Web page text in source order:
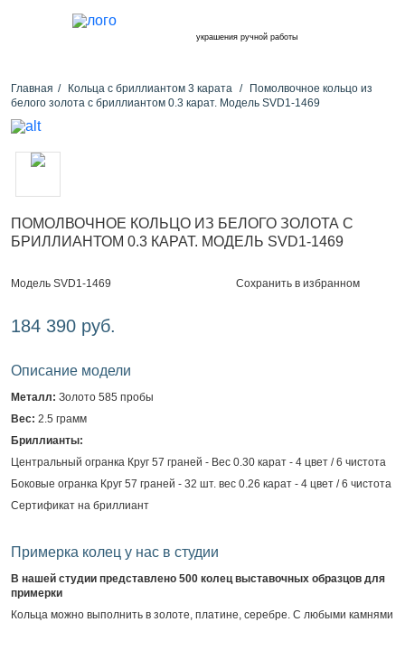
украшения ручной работы
Главная Кольца с бриллиантом 3 карата
Помолвочное кольцо из
белого золота с бриллиантом 0.3 карат. Модель SVD1-1469
ПОМОЛВОЧНОЕ КОЛЬЦО ИЗ БЕЛОГО ЗОЛОТА С
БРИЛЛИАНТОМ 0.3 КАРАТ. МОДЕЛЬ SVD1-1469
Модель SVD1-1469 Сохранить в избранном
184 390 руб.
Описание модели
Металл: Золото 585 пробы
Вес: 2.5 грамм
Бриллианты:
Центральный огранка Круг 57 граней - Вес 0.30 карат - 4 цвет / 6 чистота
Боковые огранка Круг 57 граней - 32 шт. вес 0.26 карат - 4 цвет / 6 чистота
Сертификат на бриллиант
Примерка колец у нас в студии
В нашей студии представлено 500 колец выставочных образцов для
примерки
Кольца можно выполнить в золоте, платине, серебре. С любыми камнями